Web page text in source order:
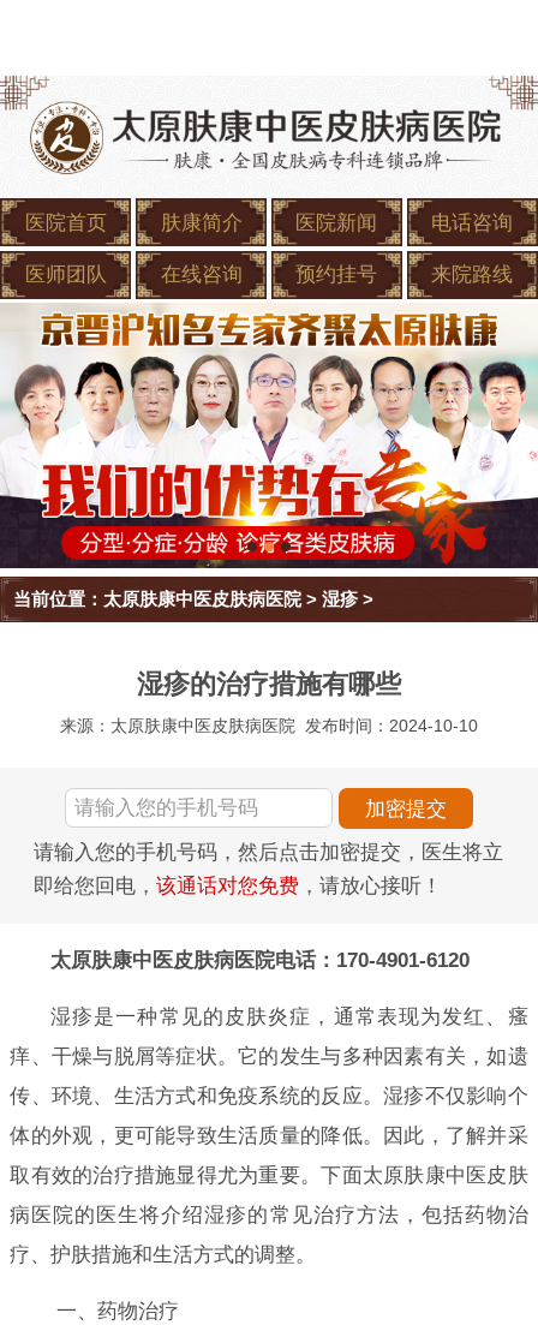
医院首页 肤康简介 医院新闻 电话咨询
医师团队 在线咨询 预约挂号 来院路线
当前位置： 太原肤康中医皮肤病医院>湿疹 >
湿疹的治疗措施有哪些
来源：太原肤康中医皮肤病医院 发布时间：2024-10-10
请输入您的手机号码，然后点击加密提交，医生将立
即给您回电， 该通话对您免费 ，请放心接听！
太原肤康中医皮肤病医院电话：170-4901-6120
湿疹是一种常见的皮肤炎症，通常表现为发红、瘙
痒、干燥与脱屑等症状。它的发生与多种因素有关，如遗
传、环境、生活方式和免疫系统的反应。湿疹不仅影响个
体的外观，更可能导致生活质量的降低。因此，了解并采
取有效的治疗措施显得尤为重要。下面太原肤康中医皮肤
病医院的医生将介绍湿疹的常见治疗方法，包括药物治
疗、护肤措施和生活方式的调整。
一、药物治疗